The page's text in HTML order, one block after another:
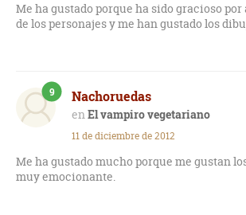
Me ha gustado porque ha sido gracioso
de los personajes y me han gustado los
Nachoruedas
El vampiro vegetariano
9
11 de diciembre de 2012
Me ha gustado mucho porque me gustan
muy emocionante.